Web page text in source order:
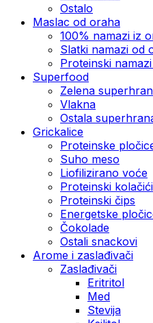
Ostalo
Maslac od oraha
100% namazi iz
Slatki namazi od
Proteinski
Superfood
Zelena
Vlakna
Ostala
Grickalice
Proteinske
Suho meso
Liofilizirano voće
Proteinski kolačići
Proteinski čips
Energetske
Čokolade
Ostali snackovi
Arome i zaslađivači
Zaslađivači
Eritritol
Med
Stevija